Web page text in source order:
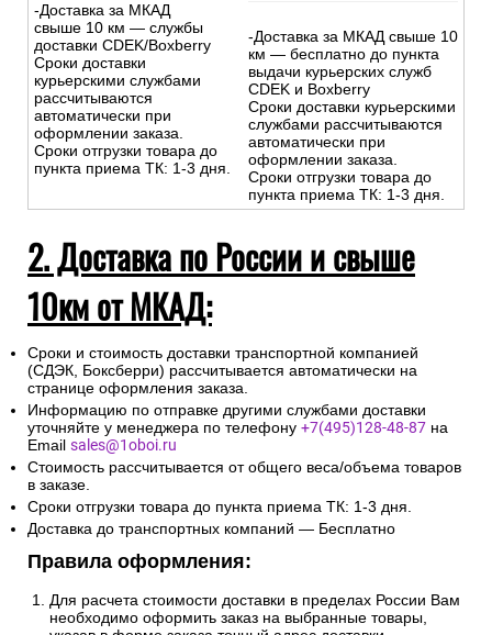
-Доставка за МКАД
свыше 10 км — службы
доставки CDEK/Boxberry
Сроки доставки
курьерскими службами
рассчитываются
автоматически при
оформлении заказа.
Сроки отгрузки товара до
пункта приема ТК: 1-3 дня.
-Доставка за МКАД свыше 10
км — бесплатно до пункта
выдачи курьерских служб
CDEK и Boxberry
Сроки доставки курьерскими
службами рассчитываются
автоматически при
оформлении заказа.
Сроки отгрузки товара до
пункта приема ТК: 1-3 дня.
2. Доставка по России и свыше
10км от МКАД:
Сроки и стоимость доставки транспортной компанией
(СДЭК, Боксберри) рассчитывается автоматически на
странице оформления заказа.
Информацию по отправке другими службами доставки
уточняйте у менеджера по телефону +7(495)128-48-87 на
Email sales@1oboi.ru
Стоимость рассчитывается от общего веса/объема товаров
в заказе.
Сроки отгрузки товара до пункта приема ТК: 1-3 дня.
Доставка до транспортных компаний — Бесплатно
Правила оформления:
Для расчета стоимости доставки в пределах России Вам
необходимо оформить заказ на выбранные товары,